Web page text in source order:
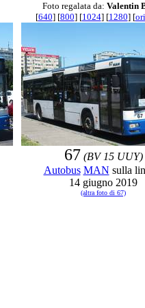
Foto regalata da: Valentin
[640] [800] [1024] [1280] [
67 (BV 15 UUY)
Autobus MAN sulla
14 giugno 2019
(altra foto di 67)